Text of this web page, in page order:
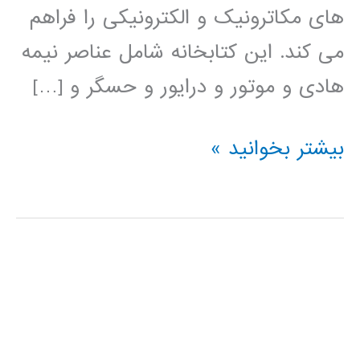
های مکاترونیک و الکترونیکی را فراهم
می کند. این کتابخانه شامل عناصر نیمه
هادی و موتور و درایور و حسگر و […]
فیلم
simElectronics
بیشتر بخوانید »